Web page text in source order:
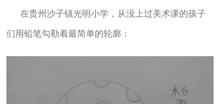
在贵州沙子镇光明小学，从没上过美术课的孩子
们用铅笔勾勒着最简单的轮廓：